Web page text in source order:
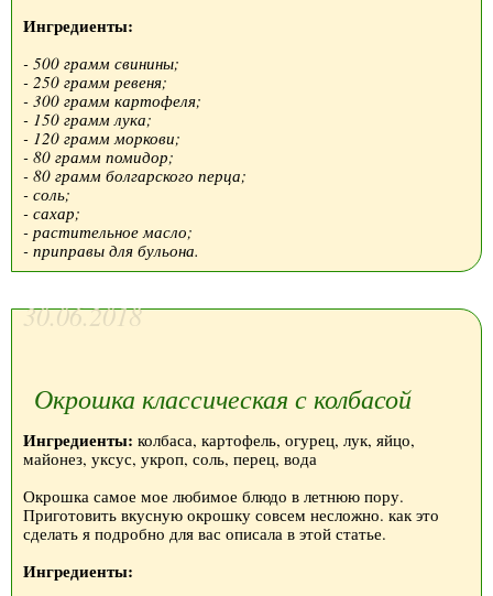
Ингредиенты:
- 500 грамм свинины;
- 250 грамм ревеня;
- 300 грамм картофеля;
- 150 грамм лука;
- 120 грамм моркови;
- 80 грамм помидор;
- 80 грамм болгарского перца;
- соль;
- сахар;
- растительное масло;
- приправы для бульона.
30.06.2018
Окрошка классическая с колбасой
Ингредиенты: колбаса, картофель, огурец, лук, яйцо,
майонез, уксус, укроп, соль, перец, вода
Окрошка самое мое любимое блюдо в летнюю пору.
Приготовить вкусную окрошку совсем несложно. как это
сделать я подробно для вас описала в этой статье.
Ингредиенты: